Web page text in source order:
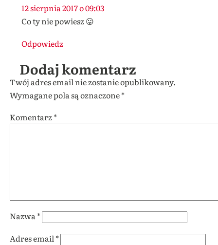
12 sierpnia 2017 o 09:03
Co ty nie powiesz 😛
Odpowiedz
Dodaj komentarz
Twój adres email nie zostanie opublikowany.
Wymagane pola są oznaczone*
Komentarz*
Nazwa*
Adres email*